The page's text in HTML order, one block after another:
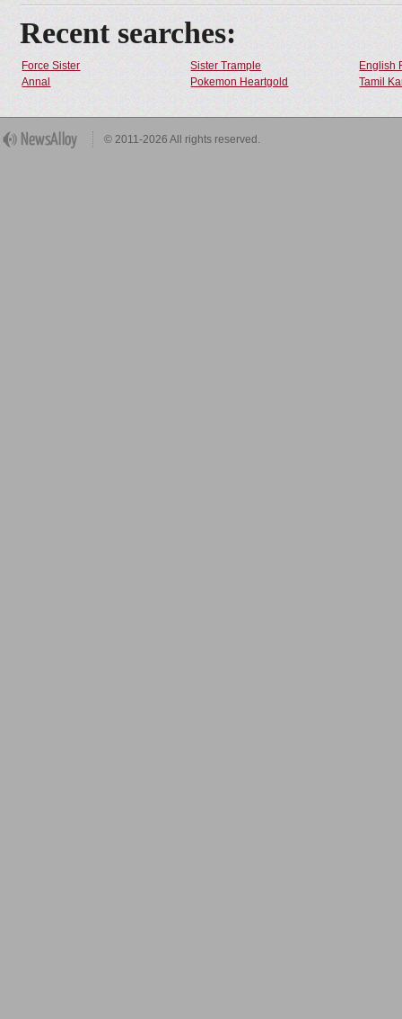
Recent searches:
Force Sister Sister Trample
English
Annal
Pokemon Heartgold Tamil
© 2011-2026 All rights reserved.